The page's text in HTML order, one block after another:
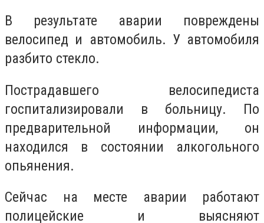
В результате аварии повреждены
велосипед и автомобиль. У автомобиля
разбито стекло.
Пострадавшего велосипедиста
госпитализировали в больницу. По
предварительной информации, он
находился в состоянии алкогольного
опьянения.
Сейчас на месте аварии работают
полицейские и выясняют